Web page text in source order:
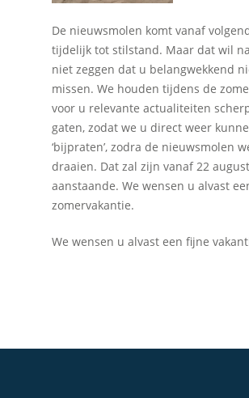
De nieuwsmolen komt vanaf
tijdelijk tot stilstand. Maar dat wil
niet zeggen dat u belangwekkend
missen. We houden tijdens de
voor u relevante actualiteiten
gaten, zodat we u direct weer
‘bijpraten’, zodra de nieuwsmolen
draaien. Dat zal zijn vanaf 22
aanstaande. We wensen u alvast
zomervakantie.
We wensen u alvast een fijne